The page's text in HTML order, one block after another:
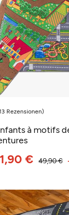
Rezensionen)
à motifs
49,90 €
€